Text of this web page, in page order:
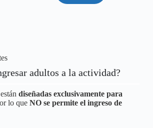
adultos a la actividad?
diseñadas exclusivamente para
lo que NO se permite el ingreso de